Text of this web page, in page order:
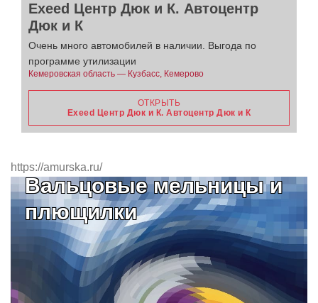
Exeed Центр Дюк и К. Автоцентр
Дюк и К
Очень много автомобилей в наличии. Выгода по
программе утилизации
Кемеровская область — Кузбасс, Кемерово
ОТКРЫТЬ
Exeed Центр Дюк и К. Автоцентр Дюк и К
https://amurska.ru/
Вальцовые мельницы и
плющилки